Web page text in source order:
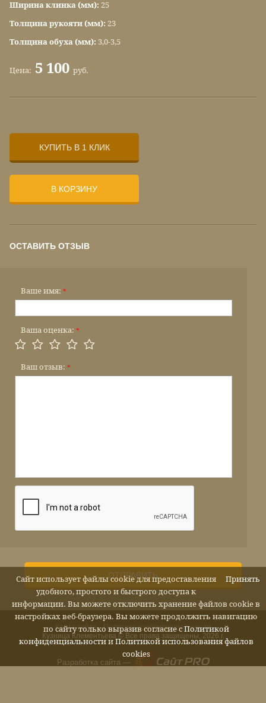
Ширина клинка (мм): 25
Толщина рукояти (мм): 23
Толщина обуха (мм): 3,0-3,5
Цена: 5 100 руб.
КУПИТЬ В 1 КЛИК
В КОРЗИНУ
ОСТАВИТЬ ОТЗЫВ
Ваше имя: *
Ваша оценка: *
Ваш отзыв: *
ОТПРАВИТЬ
Кузница Клементьева © Все права защищены, 2026 г.
Карта сайта Политика конфиденциальности
Разработка сайта —
Принять
Сайт использует файлы cookie для предоставления
удобного, простого и быстрого доступа к
информации. Вы можете отключить хранение файлов cookie в
настройках веб-браузера. Вы можете продолжить навигацию
по сайту только выразив согласие с Политикой
конфиденциальностии Политикой использования файлов
cookies